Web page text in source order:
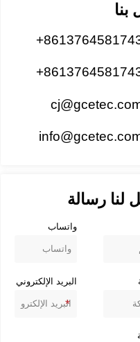
بنا
لنا رسالة
واتساب
البريد الإلكتروني